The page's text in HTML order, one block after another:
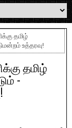
தமிழ்
உத்தரவு!
தமிழ்
-